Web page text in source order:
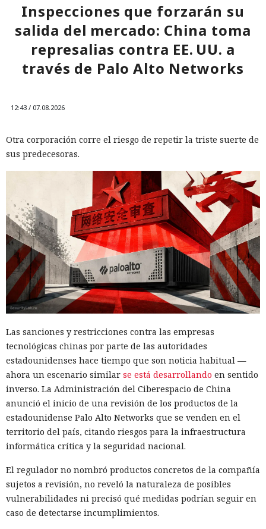
Inspecciones que forzarán su
salida del mercado: China toma
represalias contra EE. UU. a
través de Palo Alto Networks
12:43 / 07.08.2026
Otra corporación corre el riesgo de repetir la triste suerte de
sus predecesoras.
Las sanciones y restricciones contra las empresas
tecnológicas chinas por parte de las autoridades
estadounidenses hace tiempo que son noticia habitual —
ahora un escenario similar se está desarrollando en sentido
inverso. La Administración del Ciberespacio de China
anunció el inicio de una revisión de los productos de la
estadounidense Palo Alto Networks que se venden en el
territorio del país, citando riesgos para la infraestructura
informática crítica y la seguridad nacional.
El regulador no nombró productos concretos de la compañía
sujetos a revisión, no reveló la naturaleza de posibles
vulnerabilidades ni precisó qué medidas podrían seguir en
caso de detectarse incumplimientos.